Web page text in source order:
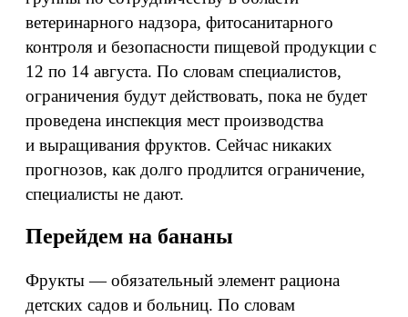
ветеринарного надзора, фитосанитарного
контроля и безопасности пищевой продукции с
12 по 14 августа. По словам специалистов,
ограничения будут действовать, пока не будет
проведена инспекция мест производства
и выращивания фруктов. Сейчас никаких
прогнозов, как долго продлится ограничение,
специалисты не дают.
Перейдем на бананы
Фрукты — обязательный элемент рациона
детских садов и больниц. По словам